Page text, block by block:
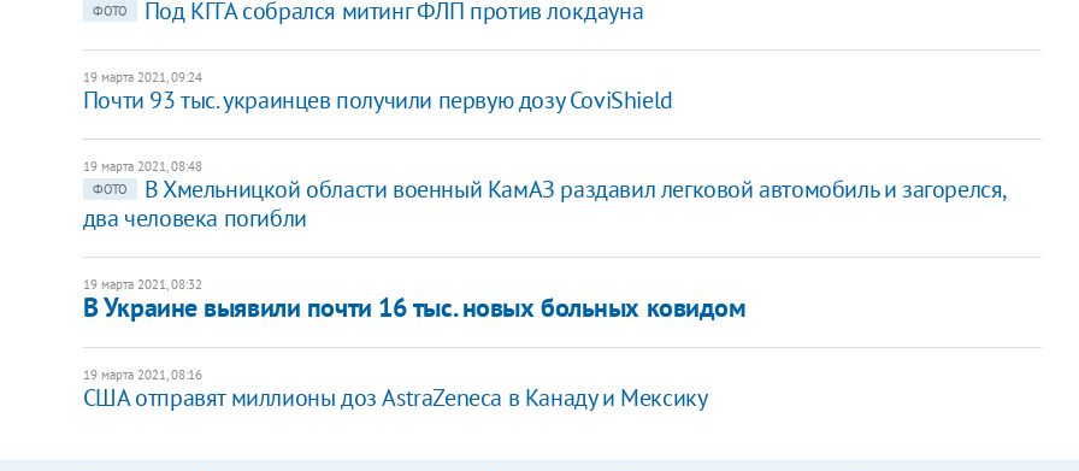
ФОТО
Под КГГА собрался митинг ФЛП против локдауна
19 марта 2021, 09:24
Почти 93 тыс. украинцев получили первую дозу CoviShield
19 марта 2021, 08:48
ФОТО
В Хмельницкой области военный КамАЗ раздавил легковой автомобиль и загорелся,
два человека погибли
19 марта 2021, 08:32
В Украине выявили почти 16 тыс. новых больных ковидом
19 марта 2021, 08:16
США отправят миллионы доз AstraZeneca в Канаду и Мексику